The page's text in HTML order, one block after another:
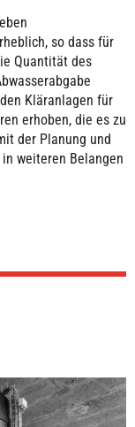
so dass für
Quantität des
Kläranlagen für
erhoben, die es zu
der Planung und
weiteren Belangen